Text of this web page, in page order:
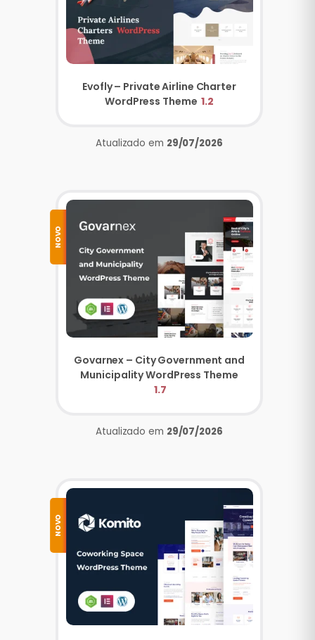
Evofly – Private Airline Charter
WordPress Theme 1.2
Atualizado em 29/07/2026
NOVO
Govarnex – City Government and
1.7
Atualizado em 29/07/2026
NOVO